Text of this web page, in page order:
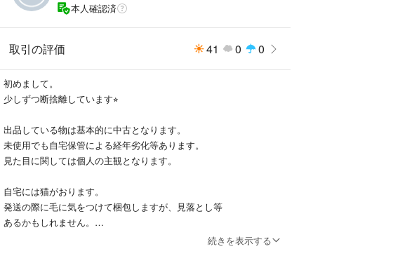
本人確認済
取引の評価 41 0 0
初めまして。
少しずつ断捨離しています⭐︎
出品している物は基本的に中古となります。
未使用でも自宅保管による経年劣化等あります。
見た目に関しては個人の主観となります。
自宅には猫がおります。
発送の際に毛に気をつけて梱包しますが、見落とし等
あるかもしれません。
以上の点で、神経質な方、中古にご理解ない方はご遠慮下さい。
続きを表示する